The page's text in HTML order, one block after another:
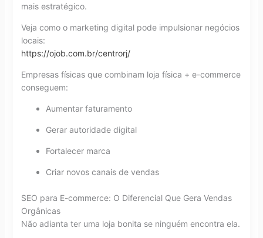
mais estratégico.
Veja como o marketing digital pode impulsionar negócios
locais:
https://ojob.com.br/centrorj/
Empresas físicas que combinam loja física + e-commerce
conseguem:
Aumentar faturamento
Gerar autoridade digital
Fortalecer marca
Criar novos canais de vendas
SEO para E-commerce: O Diferencial Que Gera Vendas
Orgânicas
Não adianta ter uma loja bonita se ninguém encontra ela.